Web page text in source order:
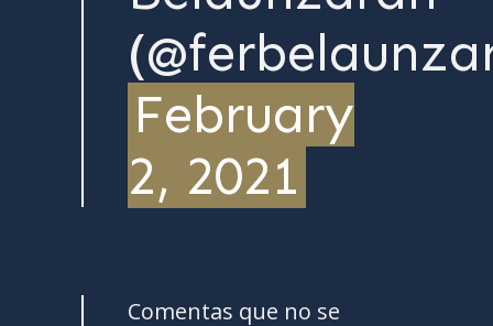
February
2, 2021
Comentas que no se